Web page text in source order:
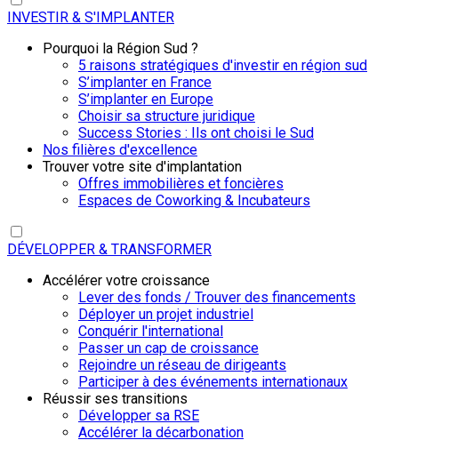
INVESTIR & S'IMPLANTER
Pourquoi la Région Sud ?
5 raisons stratégiques d'investir en région sud
S’implanter en France
S’implanter en Europe
Choisir sa structure juridique
Success Stories : Ils ont choisi le Sud
Nos filières d'excellence
Trouver votre site d'implantation
Offres immobilières et foncières
Espaces de Coworking & Incubateurs
DÉVELOPPER & TRANSFORMER
Accélérer votre croissance
Lever des fonds / Trouver des financements
Déployer un projet industriel
Conquérir l'international
Passer un cap de croissance
Rejoindre un réseau de dirigeants
Participer à des événements internationaux
Réussir ses transitions
Développer sa RSE
Accélérer la décarbonation